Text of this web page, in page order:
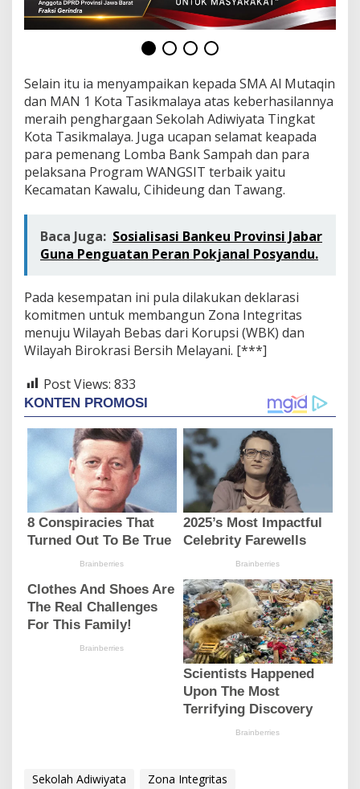
u
n
a
o
n
a
I
t
e
g
a
s
a
n
S
e
k
A
d
w
a
a
Selain itu ia menyampaikan kepada SMA Al Mutaqin
dan MAN 1 Kota Tasikmalaya atas keberhasilannya
meraih penghargaan Sekolah Adiwiyata Tingkat
Kota Tasikmalaya. Juga ucapan selamat keapada
para pemenang Lomba Bank Sampah dan para
pelaksana Program WANGSIT terbaik yaitu
Kecamatan Kawalu, Cihideung dan Tawang.
Baca Juga: Sosialisasi Bankeu Provinsi Jabar
Guna Penguatan Peran Pokjanal Posyandu.
Pada kesempatan ini pula dilakukan deklarasi
komitmen untuk membangun Zona Integritas
menuju Wilayah Bebas dari Korupsi (WBK) dan
Wilayah Birokrasi Bersih Melayani. [***]
Post Views: 833
Sekolah Adiwiyata Zona Integritas